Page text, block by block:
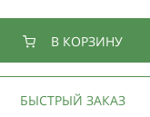
В КОРЗИНУ
БЫСТРЫЙ ЗАКАЗ